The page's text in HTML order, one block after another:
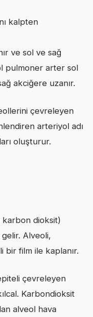
kalpten
ve sol ve sağ
pulmoner arter sol
akciğere uzanır.
çevreleyen
arteriyol adı
oluşturur.
karbon dioksit)
Alveoli,
bir film ile kaplanır.
çevreleyen
Karbondioksit
alveol hava